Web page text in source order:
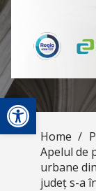
Open toolbar
Home /
Apelul de
urbane
județ s-a